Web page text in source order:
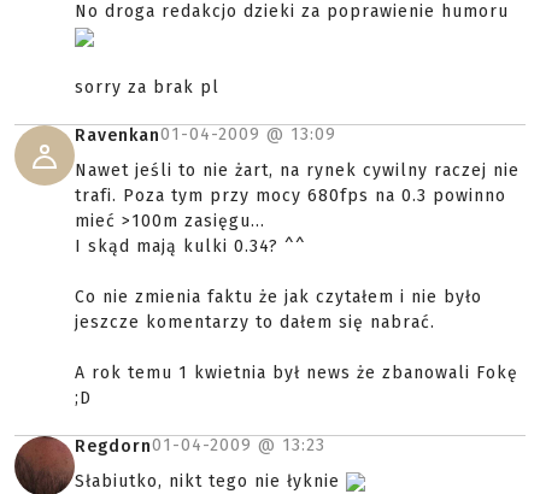
No droga redakcjo dzieki za poprawienie humoru
sorry za brak pl
Ravenkan01-04-2009 @ 13:09
Nawet jeśli to nie żart, na rynek cywilny raczej nie
trafi. Poza tym przy mocy 680fps na 0.3 powinno
mieć >100m zasięgu...
I skąd mają kulki 0.34? ^^
Co nie zmienia faktu że jak czytałem i nie było
jeszcze komentarzy to dałem się nabrać.
A rok temu 1 kwietnia był news że zbanowali Fokę
;D
Regdorn01-04-2009 @ 13:23
Słabiutko, nikt tego nie łyknie